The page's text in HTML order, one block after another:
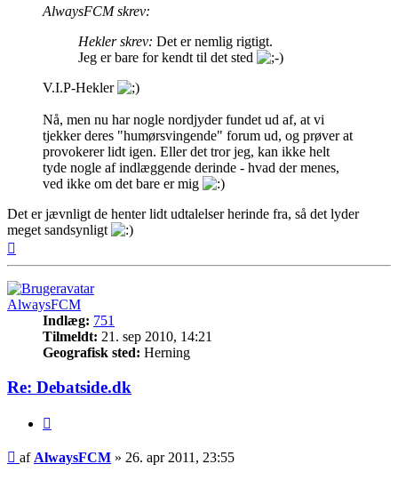
AlwaysFCM skrev:
Hekler skrev: Det er nemlig rigtigt.
Jeg er bare for kendt til det sted
V.I.P-Hekler
Nå, men nu har nogle nordjyder fundet ud af, at vi
tjekker deres "humørsvingende" forum ud, og prøver at
provokerer lidt igen. Eller det tror jeg, kan ikke helt
tyde nogle af indlæggende derinde - hvad der menes,
ved ikke om det bare er mig
Det er jævnligt de henter lidt udtalelser herinde fra, så det lyder
meget sandsynligt
AlwaysFCM
Indlæg: 751
Tilmeldt: 21. sep 2010, 14:21
Geografisk sted: Herning
Re: Debatside.dk
Indlæg
afAlwaysFCM » 26. apr 2011, 23:55